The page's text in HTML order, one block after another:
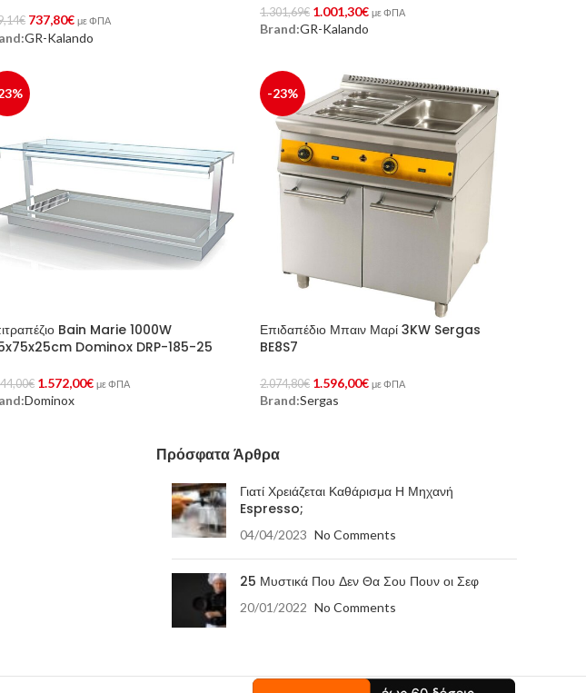
€ 737,80€ με ΦΠΑ
Στο Καλάθι
GR-Kalando
1.301,69€ 1.001,30€ με ΦΠΑ
Προσθήκη Στο Καλάθι
Brand:GR-Kalando
Bain Marie 1000W
Dominox DRP-185-25
€ 1.572,00€ με ΦΠΑ
Στο Καλάθι
Dominox
-23%
Επιδαπέδιο Μπαιν Μαρί 3KW Sergas
BE8S7
2.074,80€ 1.596,00€ με ΦΠΑ
Προσθήκη Στο Καλάθι
Brand:Sergas
Πρόσφατα Άρθρα
Γιατί Χρειάζεται Καθάρισμα Η Μηχανή
Espresso;
04/04/2023 No Comments
25 Μυστικά Που Δεν Θα Σου Πουν οι Σεφ
20/01/2022 No Comments